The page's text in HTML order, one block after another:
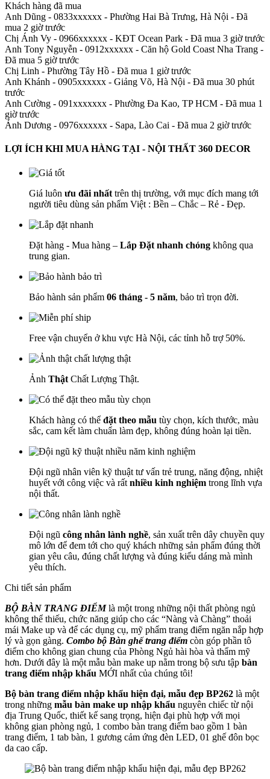
Khách hàng đã mua
Anh Dũng - 0833xxxxxx - Phường Hai Bà Trưng, Hà Nội - Đã
mua 2 giờ trước
Chị Ánh Vy - 0966xxxxxx - KĐT Ocean Park - Đã mua 3 giờ trước
Anh Tony Nguyễn - 0912xxxxxx - Căn hộ Gold Coast Nha Trang -
Đã mua 5 giờ trước
Chị Linh - Phường Tây Hồ - Đã mua 1 giờ trước
Anh Khánh - 0905xxxxxx - Giảng Võ, Hà Nội - Đã mua 30 phút
trước
Anh Cường - 091xxxxxxx - Phường Đa Kao, TP HCM - Đã mua 1
giờ trước
Ánh Dương - 0976xxxxxx - Sapa, Lào Cai - Đã mua 2 giờ trước
LỢI ÍCH KHI MUA HÀNG TẠI - NỘI THẤT 360 DECOR
Giá luôn ưu đãi nhất trên thị trường, với mục đích mang tới
người tiêu dùng sản phẩm Việt : Bền – Chắc – Rẻ - Đẹp.
Đặt hàng - Mua hàng – Lắp Đặt nhanh chóng không qua
trung gian.
Bảo hành sản phẩm 06 tháng - 5 năm, bảo trì trọn đời.
Free vận chuyển ở khu vực Hà Nội, các tỉnh hỗ trợ 50%.
Ảnh Thật Chất Lượng Thật.
Khách hàng có thể đặt theo mẫu tùy chọn, kích thước, màu
sắc, cam kết làm chuẩn làm đẹp, không đúng hoàn lại tiền.
Đội ngũ nhân viên kỹ thuật tư vấn trẻ trung, năng động, nhiệt
huyết với công việc và rất nhiều kinh nghiệm trong lĩnh vựa
nội thất.
Đội ngũ công nhân lành nghề, sản xuất trên dây chuyền quy
mô lớn để đem tới cho quý khách những sản phẩm đúng thời
gian yêu câu, đúng chất lượng và đúng kiểu dáng mà mình
yêu thích.
Chi tiết sản phẩm
BỘ BÀN TRANG ĐIỂMlà một trong những nội thất phòng ngủ
không thể thiếu, chức năng giúp cho các “Nàng và Chàng” thoải
mái Make up và để các dụng cụ, mỹ phẩm trang điểm ngăn nắp hợp
lý và gọn gàng. Combo bộ Bàn ghế trang điểm còn góp phần tô
điểm cho không gian chung của Phòng Ngủ hài hòa và thẩm mỹ
hơn. Dưới đây là một mẫu bàn make up nằm trong bộ sưu tập bàn
trang điểm nhập khẩu MỚI nhất của chúng tôi!
Bộ bàn trang điểm nhập khẩu hiện đại, mẫu đẹp BP262 là một
trong những mẫu bàn make up nhập khẩu nguyên chiếc từ nội
địa Trung Quốc, thiết kế sang trọng, hiện đại phù hợp với mọi
không gian phòng ngủ, 1 combo bàn trang điểm bao gồm 1 bàn
trang điểm, 1 tab bàn, 1 gương cảm ứng đèn LED, 01 ghế đôn bọc
da cao cấp.